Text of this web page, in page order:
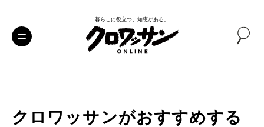
暮らしに役立つ、知恵がある。
クロワッサンがおすすめする